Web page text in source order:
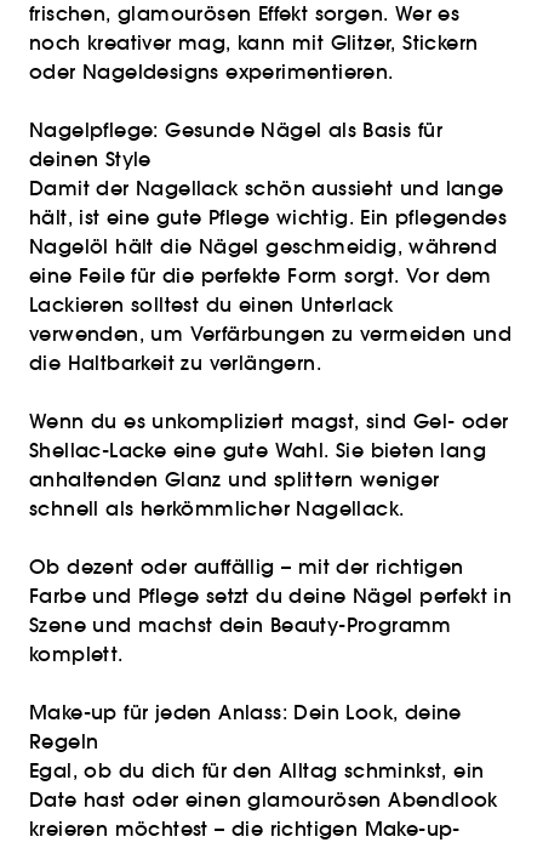
frischen, glamourösen Effekt sorgen. Wer es
noch kreativer mag, kann mit Glitzer, Stickern
oder Nageldesigns experimentieren.
Nagelpflege: Gesunde Nägel als Basis für
deinen Style
Damit der Nagellack schön aussieht und lange
hält, ist eine gute Pflege wichtig. Ein pflegendes
Nagelöl hält die Nägel geschmeidig, während
eine Feile für die perfekte Form sorgt. Vor dem
Lackieren solltest du einen Unterlack
verwenden, um Verfärbungen zu vermeiden und
die Haltbarkeit zu verlängern.
Wenn du es unkompliziert magst, sind Gel- oder
Shellac-Lacke eine gute Wahl. Sie bieten lang
anhaltenden Glanz und splittern weniger
schnell als herkömmlicher Nagellack.
Ob dezent oder auffällig – mit der richtigen
Farbe und Pflege setzt du deine Nägel perfekt in
Szene und machst dein Beauty-Programm
komplett.
Make-up für jeden Anlass: Dein Look, deine
Regeln
Egal, ob du dich für den Alltag schminkst, ein
Date hast oder einen glamourösen Abendlook
kreieren möchtest – die richtigen Make-up-